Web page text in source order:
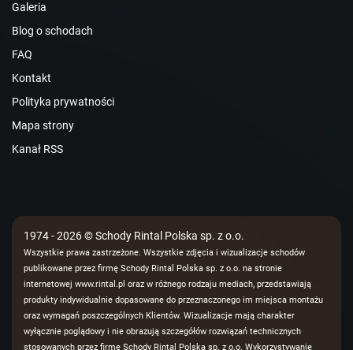
Galeria
Blog o schodach
FAQ
Kontakt
Polityka prywatności
Mapa strony
Kanał RSS
1974 - 2026 © Schody Rintal Polska sp. z o.o.
Wszystkie prawa zastrzeżone. Wszystkie zdjęcia i wizualizacje schodów
publikowane przez firmę Schody Rintal Polska sp. z o.o. na stronie
internetowej www.rintal.pl oraz w różnego rodzaju mediach, przedstawiają
produkty indywidualnie dopasowane do przeznaczonego im miejsca montażu
oraz wymagań poszczególnych Klientów. Wizualizacje mają charakter
wyłącznie poglądowy i nie obrazują szczegółów rozwiązań technicznych
stosowanych przez firmę Schody Rintal Polska sp. z o.o. Wykorzystywanie